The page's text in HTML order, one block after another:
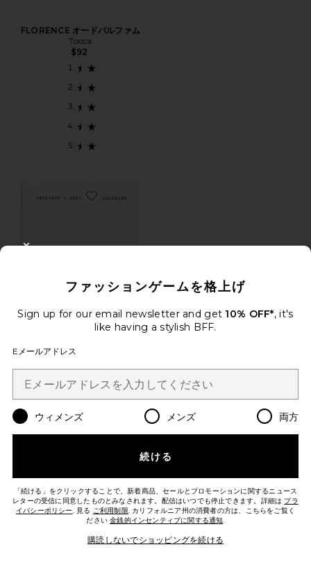
FLORENCE オードパルファム
Tocca
$92
Favorite CLEAN GIRL ソリッドパフュームバーム
CLEAN GIRL ソリッドパフュームバ
Favorite KAI MINI EAU DE PARFUM 1 OZ. パフューム
ファッションゲームを格上げ
Sign up for our email newsletter and get 10% OFF*, it's
like having a stylish BFF.
Eメールアドレス
ウィメンズ メンズ 両方
続ける
「続ける」をクリックすることで、新着商品、セールとプロモーションに関するニュース
レターの受信に同意したものとみなされます。配信はいつでも停止できます。詳細は プラ
イバシーポリシー. 見る ご利用制限. カリフォルニア州の消費者の方は、こちらをご覧く
ださい金銭的インセンティブに関する通知.
購読しないでショッピングを続ける